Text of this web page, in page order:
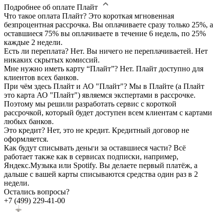
Подробнее об оплате Плайт
Что такое оплата Плайт? Это короткая мгновенная
безпроцентная рассрочка. Вы оплачиваете сразу только 25%, а
оставшиеся 75% вы оплачиваете в течение 6 недель, по 25%
каждые 2 недели.
Есть ли переплата? Нет. Вы ничего не переплачиваетей. Нет
никаких скрытых комиссий.
Мне нужно иметь карту “Плайт”? Нет. Плайт доступно для
клиентов всех банков.
При чём здесь Плайт и АО "Плайт"? Мы в Плайте (а Плайт
это карта АО "Плайт") являемся экспертами в рассрочке.
Поэтому мы решили разработать сервис с короткой
рассрочкой, который будет доступен всем клиентам с картами
любых банков.
Это кредит? Нет, это не кредит. Кредитный договор не
оформляется.
Как будут списывать деньги за оставшиеся части? Всё
работает также как в сервисах подписки, например,
Яндекс.Музыка или Spotify. Вы делаете первый платёж, а
дальше с вашей карты списываются средства один раз в 2
недели.
Остались вопросы?
+7 (499) 229-41-00